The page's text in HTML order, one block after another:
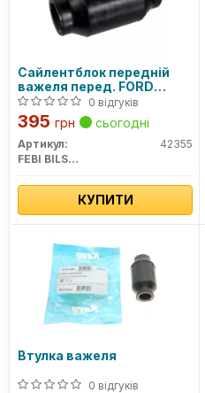
Сайлентблок передній
важеля перед. FORD
RANGER MAZDA B-SERIE,
BT-50 2.5D 06.99-12.15
0 відгуків
395 грн сьогодні
Артикул:
42355
FEBI BILSTEIN
КУПИТИ
Втулка важеля
0 відгуків